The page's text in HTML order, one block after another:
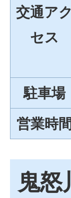
交通アク
セス
駐車場
営業時間
鬼